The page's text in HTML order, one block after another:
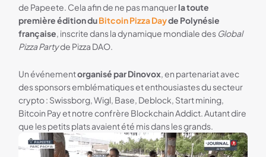
de Papeete. Cela afin de ne pas manquerla toute
première édition duBitcoin Pizza Dayde Polynésie
française, inscrite dans la dynamique mondiale des Global
Pizza Partyde Pizza DAO.
Un événementorganisé par Dinovox, en partenariat avec
des sponsors emblématiques et enthousiastes du secteur
crypto : Swissborg, Wigl, Base, Deblock, Start mining,
Bitcoin Pay et notre confrère Blockchain Addict. Autant dire
que les petits plats avaient été mis dans les grands.